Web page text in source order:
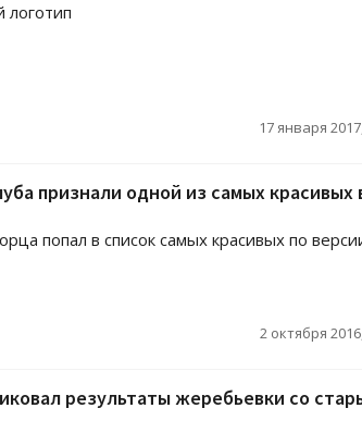
логотип
17 января
признали одной из самых красивых
попал в список самых красивых по
2 октября
результаты жеребьевки со